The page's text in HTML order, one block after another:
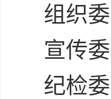
组织
宣传
纪检